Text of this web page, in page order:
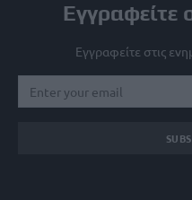
Εγγραφείτε στις